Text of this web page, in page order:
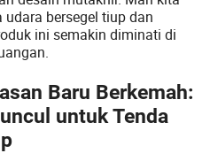
bersegel tiup dan
ini semakin diminati di
Baru Berkemah:
untuk Tenda